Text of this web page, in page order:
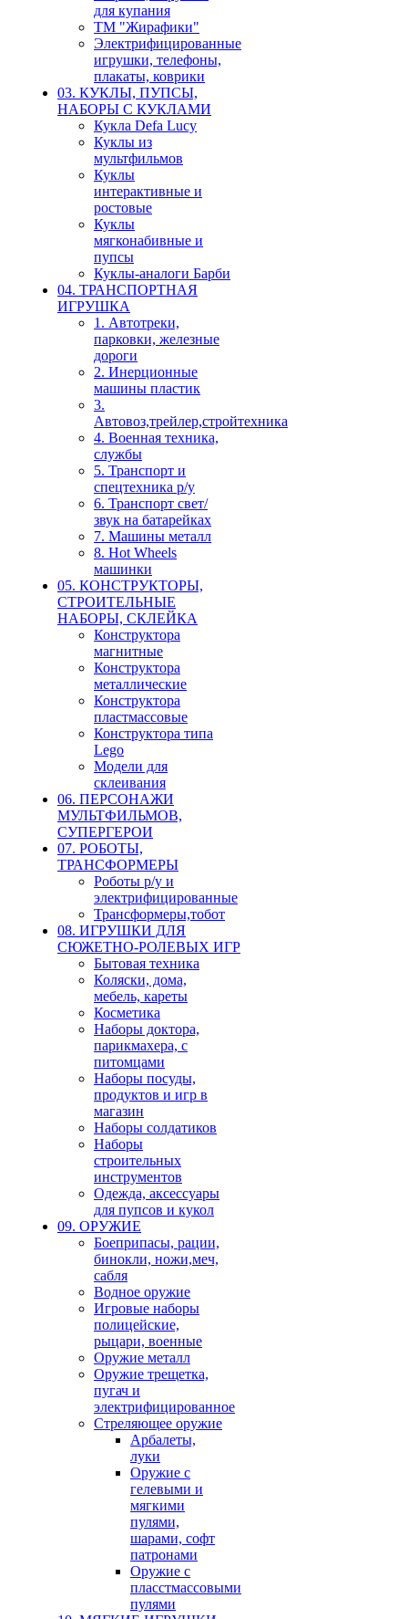
для купания
ТМ "Жирафики"
Электрифицированные
игрушки, телефоны,
плакаты, коврики
03. КУКЛЫ, ПУПСЫ,
НАБОРЫ С КУКЛАМИ
Кукла Defa Lucy
Куклы из
мультфильмов
Куклы
интерактивные и
ростовые
Куклы
мягконабивные и
пупсы
Куклы-аналоги Барби
04. ТРАНСПОРТНАЯ
ИГРУШКА
1. Автотреки,
парковки, железные
дороги
2. Инерционные
машины пластик
3.
Автовоз,трейлер,стройтехника
4. Военная техника,
службы
5. Транспорт и
спецтехника р/у
6. Транспорт свет/
звук на батарейках
7. Машины металл
8. Hot Wheels
машинки
05. КОНСТРУКТОРЫ,
СТРОИТЕЛЬНЫЕ
НАБОРЫ, СКЛЕЙКА
Конструктора
магнитные
Конструктора
металлические
Конструктора
пластмассовые
Конструктора типа
Lego
Модели для
склеивания
06. ПЕРСОНАЖИ
МУЛЬТФИЛЬМОВ,
СУПЕРГЕРОИ
07. РОБОТЫ,
ТРАНСФОРМЕРЫ
Роботы р/у и
электрифицированные
Трансформеры,тобот
08. ИГРУШКИ ДЛЯ
СЮЖЕТНО-РОЛЕВЫХ ИГР
Бытовая техника
Коляски, дома,
мебель, кареты
Косметика
Наборы доктора,
парикмахера, с
питомцами
Наборы посуды,
продуктов и игр в
магазин
Наборы солдатиков
Наборы
строительных
инструментов
Одежда, аксессуары
для пупсов и кукол
09. ОРУЖИЕ
Боеприпасы, рации,
бинокли, ножи,меч,
сабля
Водное оружие
Игровые наборы
полицейские,
рыцари, военные
Оружие металл
Оружие трещетка,
пугач и
электрифицированное
Стреляющее оружие
Арбалеты,
луки
Оружие с
гелевыми и
мягкими
пулями,
шарами, софт
патронами
Оружие с
пласстмассовыми
пулями